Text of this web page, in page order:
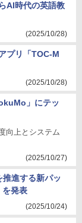
AI時代の英語教
(2025/10/28)
プリ「TOC-M
(2025/10/28)
」にテッ
向上とシステム
(2025/10/27)
進する新パッ
発表
(2025/10/24)